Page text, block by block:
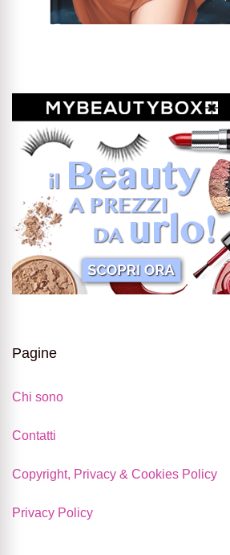
Pagine
Chi sono
Contatti
Copyright, Privacy & Cookies Policy
Privacy Policy